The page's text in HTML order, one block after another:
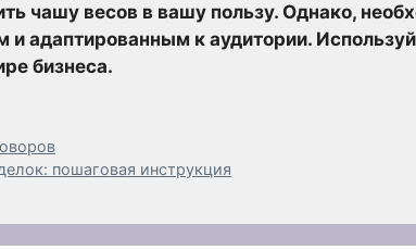
чашу весов в вашу пользу. Однако,
адаптированным к аудитории.
бизнеса.
пошаговая инструкция